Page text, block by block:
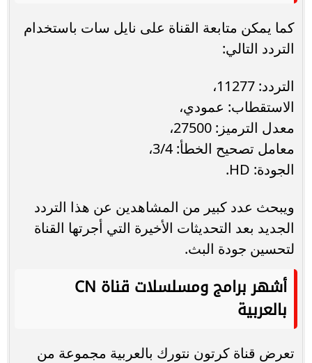
كما يمكن متابعة القناة على نايل سات باستخدام
التردد التالي:
التردد: 11277،
الاستقطاب: عمودي،
معدل الترميز: 27500،
معامل تصحيح الخطأ: 3/4،
الجودة: HD.
ويبحث عدد كبير من المشاهدين عن هذا التردد
الجديد بعد التحديثات الأخيرة التي أجرتها القناة
لتحسين جودة البث.
أشهر برامج ومسلسلات قناة CN
بالعربية
تعرض قناة كرتون نتورك بالعربية مجموعة من